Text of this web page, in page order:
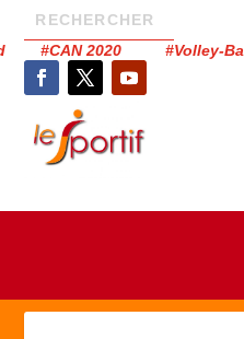
#CAN 2020 #Volley-